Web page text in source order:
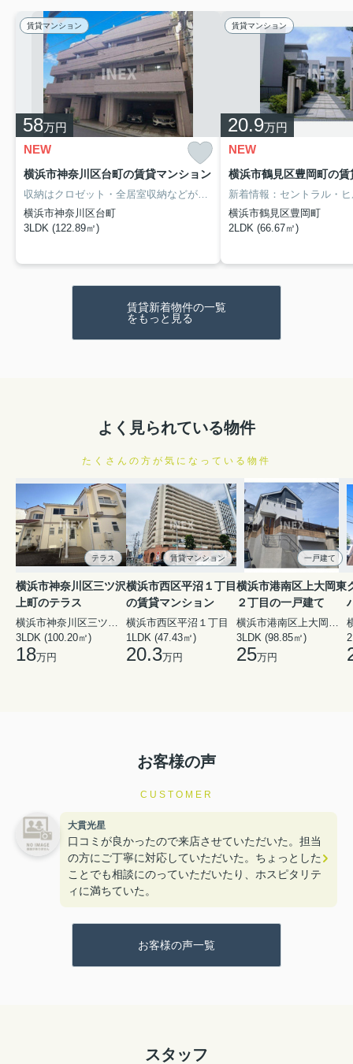
賃貸マンション
58万円
NEW
横浜市神奈川区台町の賃貸マンション
横浜市神奈川区台町
3LDK (122.89㎡)
賃貸マンション
20.9万円
NEW
横浜市鶴見区豊岡町の
横浜市鶴見区豊岡町
2LDK (66.67㎡)
賃貸新着物件の一覧
をもっと見る
よく見られている物件
たくさんの方が気になっている物件
テラス
横浜市神奈川区三ツ沢
上町のテラス
3LDK (100.20㎡)
18万円
賃貸マンション
横浜市西区平沼１丁目
の賃貸マンション
横浜市西区平沼１丁目
1LDK (47.43㎡)
20.3万円
一戸建て
横浜市港南区上大岡東
２丁目の一戸建て
3LDK (98.85㎡)
25万円
お客様の声
CUSTOMER
大貫光星
口コミが良かったので来店させていただいた。担当
の方にご丁寧に対応していただいた。ちょっとした
ことでも相談にのっていただいたり、ホスピタリテ
ィに満ちていた。
お客様の声一覧
スタッフ